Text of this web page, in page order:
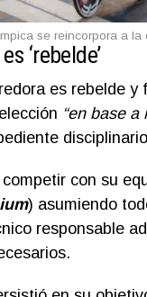
se reincorpora a la
‘rebelde’
es rebelde y
“en base a
con su
) asumiendo
responsable